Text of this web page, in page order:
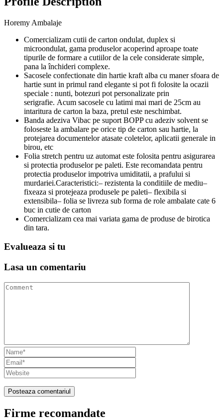
Horemy Ambalaje
Comercializam cutii de carton ondulat, duplex si
microondulat, gama produselor acoperind aproape toate
tipurile de formare a cutiilor de la cele considerate simple,
pana la închideri complexe.
Sacosele confectionate din hartie kraft alba cu maner sfoara de
hartie sunt in primul rand elegante si pot fi folosite la ocazii
speciale : nunti, botezuri pot personalizate prin
serigrafie. Acum sacosele cu latimi mai mari de 25cm au
intaritura de carton la baza, pretul este neschimbat.
Banda adeziva Vibac pe suport BOPP cu adeziv solvent se
foloseste la ambalare pe orice tip de carton sau hartie, la
protejarea documentelor atasate coletelor, aplicatii generale in
birou, etc
Folia stretch pentru uz automat este folosita pentru asigurarea
si protectia produselor pe paleti. Este recomandata pentru
protectia produselor impotriva umiditatii, a prafului si
murdariei.Caracteristici:– rezistenta la conditiile de mediu–
fixeaza si protejeaza produsele pe paleti– flexibila si
extensibila– folia se livreza sub forma de role ambalate cate 6
buc in cutie de carton
Comercializam cea mai variata gama de produse de birotica
din tara.
Evalueaza si tu
Lasa un comentariu
Firme recomandate